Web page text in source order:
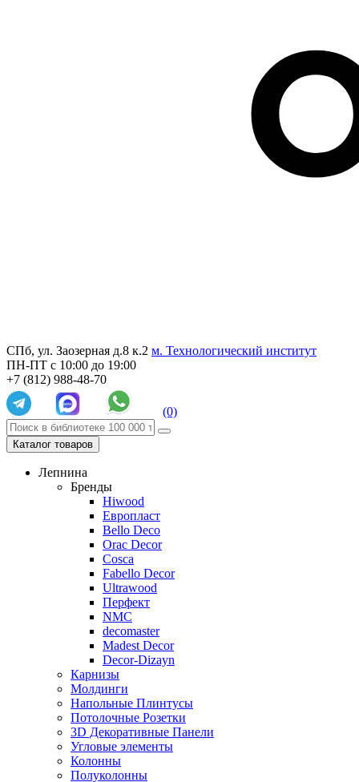
СПб, ул. Заозерная д.8 к.2 м. Технологический институт
ПН-ПТ с 10:00 до 19:00
+7 (812) 988-48-70
(0)
Каталог товаров
Лепнина
Бренды
Hiwood
Европласт
Bello Deco
Orac Decor
Cosca
Fabello Decor
Ultrawood
Перфект
NMC
decomaster
Madest Decor
Decor-Dizayn
Карнизы
Молдинги
Напольные Плинтусы
Потолочные Розетки
3D Декоративные Панели
Угловые элементы
Колонны
Полуколонны